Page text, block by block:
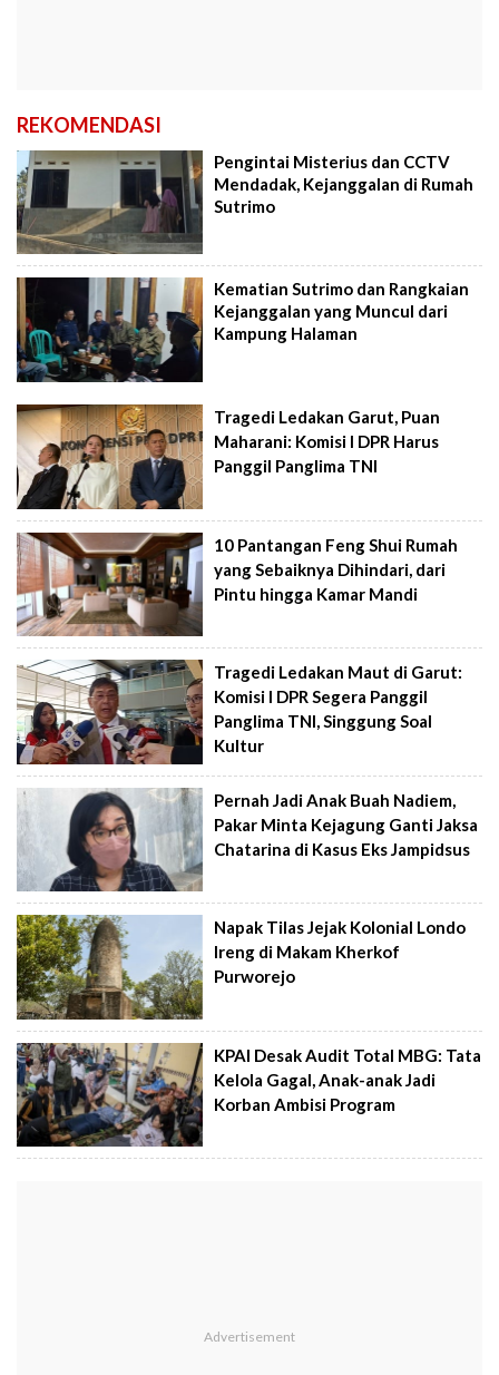
REKOMENDASI
Pengintai Misterius dan CCTV
Mendadak, Kejanggalan di Rumah
Sutrimo
Kematian Sutrimo dan Rangkaian
Kejanggalan yang Muncul dari
Kampung Halaman
Tragedi Ledakan Garut, Puan
Maharani: Komisi I DPR Harus
Panggil Panglima TNI
10 Pantangan Feng Shui Rumah
yang Sebaiknya Dihindari, dari
Pintu hingga Kamar Mandi
Tragedi Ledakan Maut di Garut:
Komisi I DPR Segera Panggil
Panglima TNI, Singgung Soal
Kultur
Pernah Jadi Anak Buah Nadiem,
Pakar Minta Kejagung Ganti Jaksa
Chatarina di Kasus Eks Jampidsus
Napak Tilas Jejak Kolonial Londo
Ireng di Makam Kherkof
Purworejo
KPAI Desak Audit Total MBG: Tata
Kelola Gagal, Anak-anak Jadi
Korban Ambisi Program